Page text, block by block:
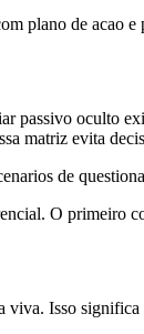
plano de acao e
passivo oculto
matriz evita
de
O primeiro
Isso